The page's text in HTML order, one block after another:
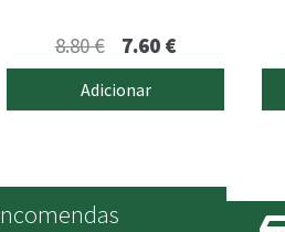
8.80€
preço
original
7.60 €O
preço
atual
Adicionar